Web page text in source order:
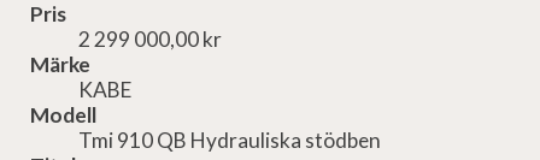
Pris
2 299 000,00 kr
Märke
KABE
Modell
Tmi 910 QB Hydrauliska stödben